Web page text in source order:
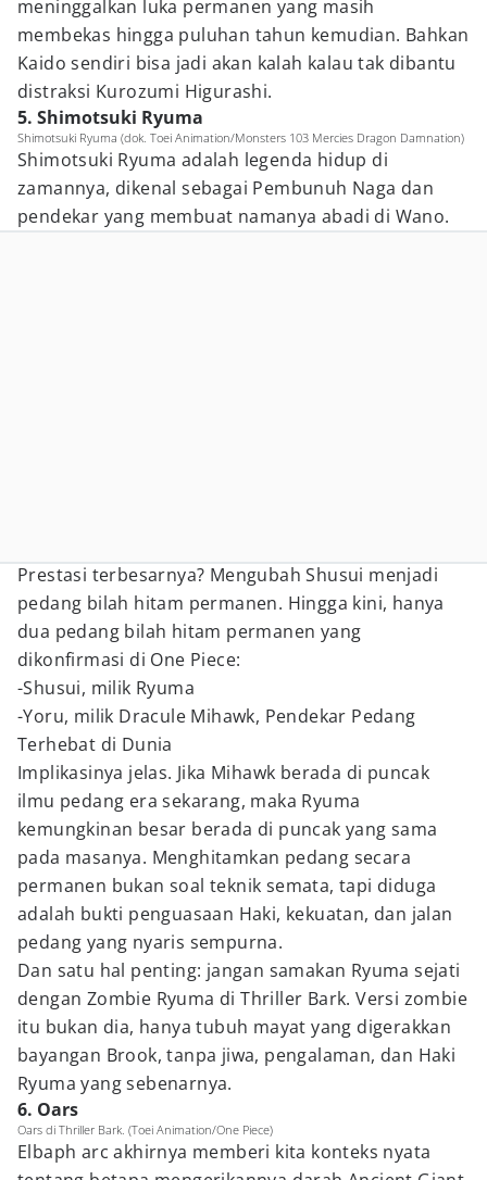
meninggalkan luka permanen yang masih
membekas hingga puluhan tahun kemudian. Bahkan
Kaido sendiri bisa jadi akan kalah kalau tak dibantu
distraksi Kurozumi Higurashi.
5. Shimotsuki Ryuma
Shimotsuki Ryuma (dok. Toei Animation/Monsters 103 Mercies Dragon Damnation)
Shimotsuki Ryuma adalah legenda hidup di
zamannya, dikenal sebagai Pembunuh Naga dan
pendekar yang membuat namanya abadi di Wano.
Prestasi terbesarnya? Mengubah Shusui menjadi
pedang bilah hitam permanen. Hingga kini, hanya
dua pedang bilah hitam permanen yang
dikonfirmasi di One Piece:
-Shusui, milik Ryuma
-Yoru, milik Dracule Mihawk, Pendekar Pedang
Terhebat di Dunia
Implikasinya jelas. Jika Mihawk berada di puncak
ilmu pedang era sekarang, maka Ryuma
kemungkinan besar berada di puncak yang sama
pada masanya. Menghitamkan pedang secara
permanen bukan soal teknik semata, tapi diduga
adalah bukti penguasaan Haki, kekuatan, dan jalan
pedang yang nyaris sempurna.
Dan satu hal penting: jangan samakan Ryuma sejati
dengan Zombie Ryuma di Thriller Bark. Versi zombie
itu bukan dia, hanya tubuh mayat yang digerakkan
bayangan Brook, tanpa jiwa, pengalaman, dan Haki
Ryuma yang sebenarnya.
6. Oars
Oars di Thriller Bark. (Toei Animation/One Piece)
Elbaph arc akhirnya memberi kita konteks nyata